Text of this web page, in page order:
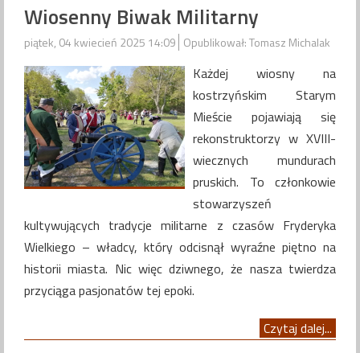
Wiosenny Biwak Militarny
piątek, 04 kwiecień 2025 14:09 Opublikował: Tomasz Michalak
Każdej wiosny na
kostrzyńskim Starym
Mieście pojawiają się
rekonstruktorzy w XVIII-
wiecznych mundurach
pruskich. To członkowie
stowarzyszeń
kultywujących tradycje militarne z czasów Fryderyka
Wielkiego – władcy, który odcisnął wyraźne piętno na
historii miasta. Nic więc dziwnego, że nasza twierdza
przyciąga pasjonatów tej epoki.
Czytaj dalej...